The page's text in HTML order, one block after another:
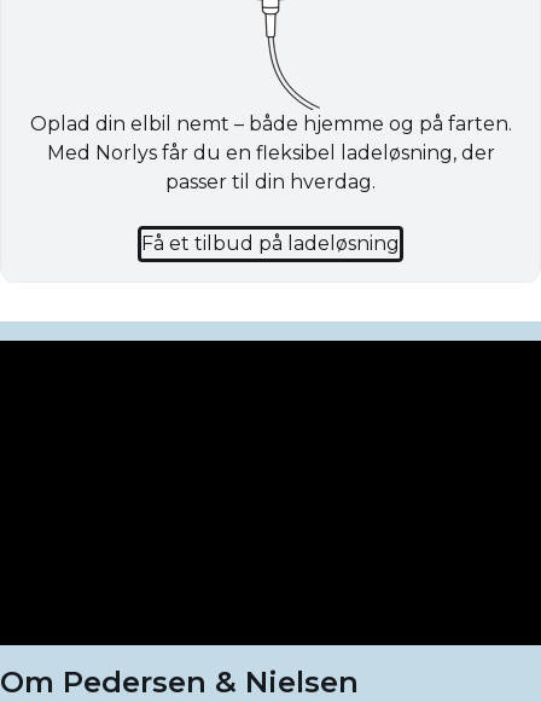
Oplad din elbil nemt – både hjemme og på farten.
Med Norlys får du en fleksibel ladeløsning, der
passer til din hverdag.
Få et tilbud på ladeløsning
Om Pedersen & Nielsen